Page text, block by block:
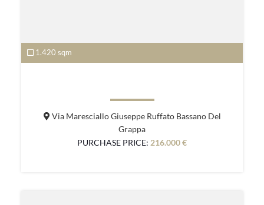
1.420 sqm
Via Maresciallo Giuseppe Ruffato Bassano Del
Grappa
PURCHASE PRICE: 216.000 €